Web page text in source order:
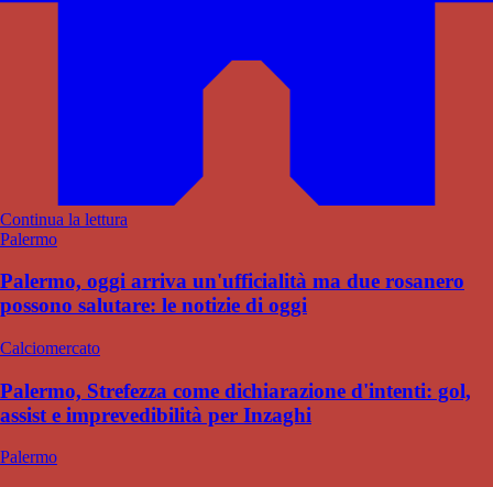
Continua la lettura
Palermo
Palermo, oggi arriva un'ufficialità ma due rosanero
possono salutare: le notizie di oggi
Calciomercato
Palermo, Strefezza come dichiarazione d'intenti: gol,
assist e imprevedibilità per Inzaghi
Palermo